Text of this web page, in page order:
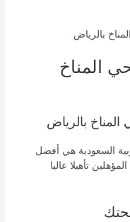
بالرياض
المناخ
بالرياض
السعودية هي أفضل
تأهيلا عاليا